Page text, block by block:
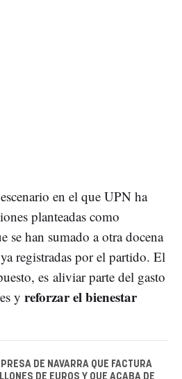
en el que UPN ha
planteadas como
se han sumado a otra docena
registradas por el partido. El
es aliviar parte del gasto
y reforzar elbienestar
DE NAVARRA QUE FACTURA